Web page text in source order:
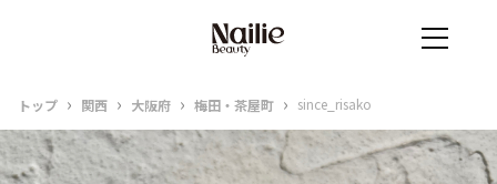
トップ › 関西 › 大阪府 › 梅田・茶屋町 › since_risako